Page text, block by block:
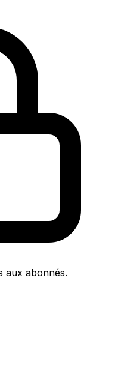
aux abonnés.